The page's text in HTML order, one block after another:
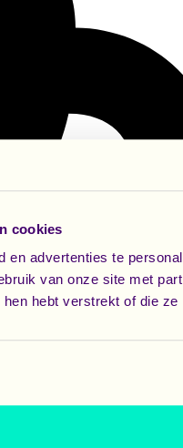
cookies
en advertenties te
van onze site met
hebt verstrekt of die